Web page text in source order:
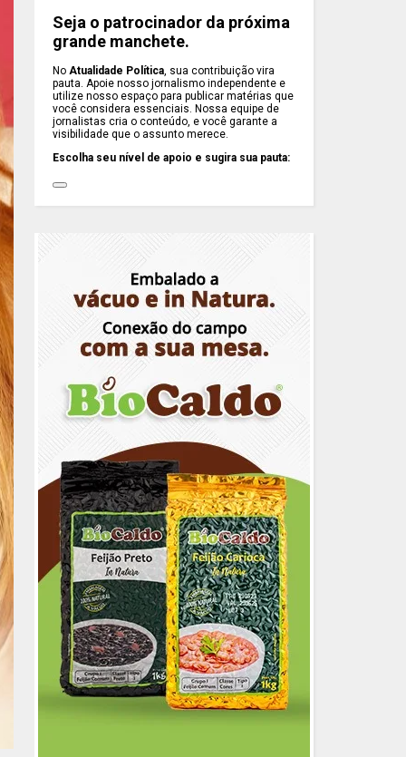
Seja o patrocinador da próxima
grande manchete.
NoAtualidade Política, sua contribuição vira
pauta. Apoie nosso jornalismo independente e
utilize nosso espaço para publicar matérias que
você considera essenciais. Nossa equipe de
jornalistas cria o conteúdo, e você garante a
visibilidade que o assunto merece.
Escolha seu nível de apoio e sugira sua pauta: